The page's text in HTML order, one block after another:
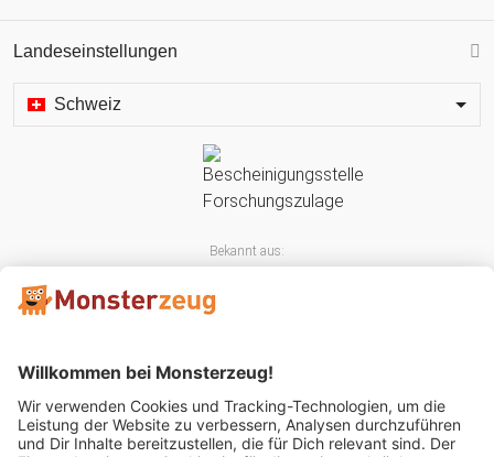
Landeseinstellungen
Schweiz
Bekannt aus: